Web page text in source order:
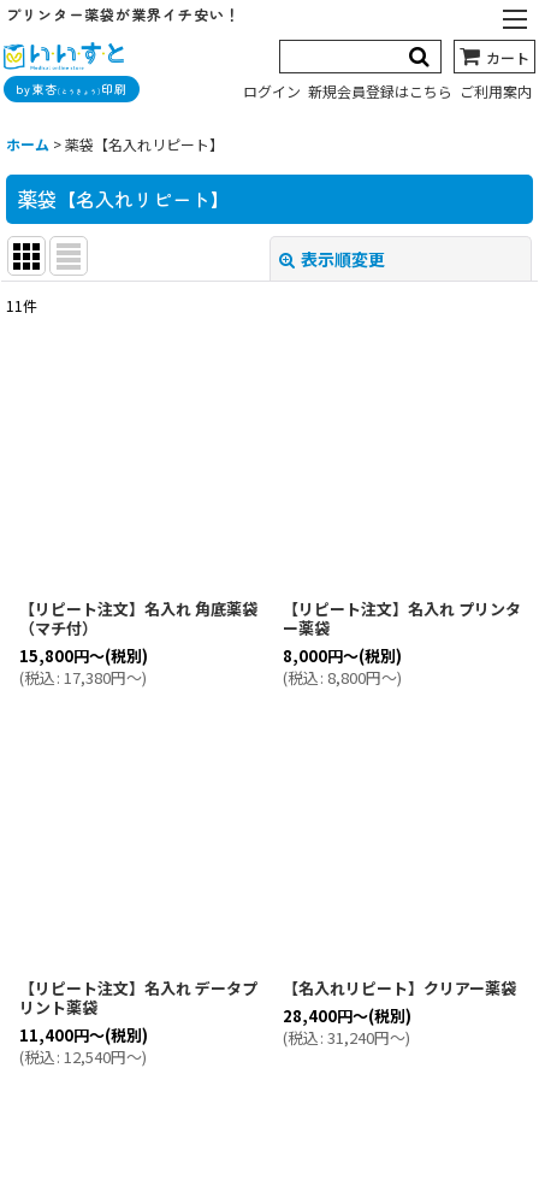
プリンター薬袋が業界イチ安い！
by東杏(とうきょう) 印刷
カート
ログイン 新規会員登録はこちら ご利用案内
ホーム >薬袋【名入れリピート】
薬袋【名入れリピート】
表示順変更
11件
【リピート注文】名入れ 角底薬袋
（マチ付）
15,800円～(税別)
(税込: 17,380円～)
【リピート注文】名入れ プリンタ
ー薬袋
8,000円～(税別)
(税込: 8,800円～)
【リピート注文】名入れ データプ
リント薬袋
11,400円～(税別)
(税込: 12,540円～)
【名入れリピート】クリアー薬袋
28,400円～(税別)
(税込: 31,240円～)